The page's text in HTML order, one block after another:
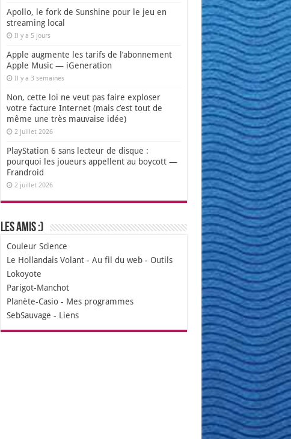
Apollo, le fork de Sunshine pour le jeu en
streaming local
Il y a 5 jours
Apple augmente les tarifs de l’abonnement
Apple Music — iGeneration
Il y a 3 semaines
Non, cette loi ne veut pas faire exploser
votre facture Internet (mais c’est tout de
même une très mauvaise idée)
2 juillet 2026
PlayStation 6 sans lecteur de disque :
pourquoi les joueurs appellent au boycott —
Frandroid
2 juillet 2026
Les amis :)
Couleur Science
Le Hollandais Volant- Au fil du web- Outils
Lokoyote
Parigot-Manchot
Planète-Casio- Mes programmes
SebSauvage - Liens